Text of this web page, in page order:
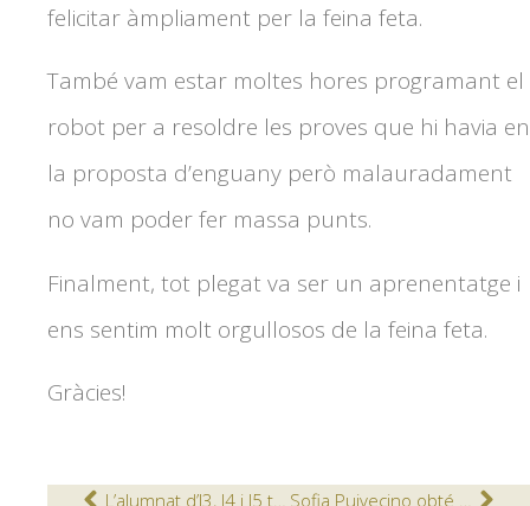
felicitar àmpliament per la feina feta.
També vam estar moltes hores programant el
robot per a resoldre les proves que hi havia en
la proposta d’enguany però malauradament
no vam poder fer massa punts.
Finalment, tot plegat va ser un aprenentatge i
ens sentim molt orgullosos de la feina feta.
Gràcies!